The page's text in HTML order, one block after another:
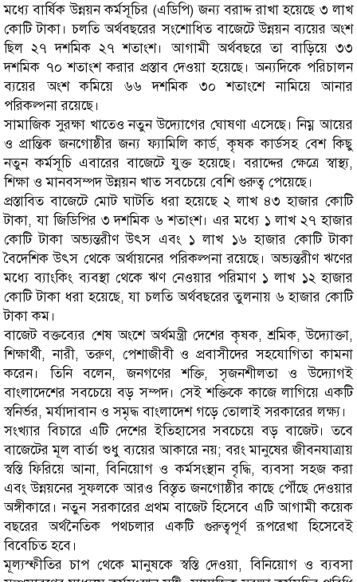
মধ্যে বার্ষিক উন্নয়ন কর্মসূচির (এডিপি) জন্য বরাদ্দ রাখা হয়েছে ৩ লাখ
কোটি টাকা। চলতি অর্থবছরের সংশোধিত বাজেটে উন্নয়ন ব্যয়ের অংশ
ছিল ২৭ দশমিক ২৭ শতাংশ। আগামী অর্থবছরে তা বাড়িয়ে ৩৩
দশমিক ৭০ শতাংশ করার প্রস্তাব দেওয়া হয়েছে। অন্যদিকে পরিচালন
ব্যয়ের অংশ কমিয়ে ৬৬ দশমিক ৩০ শতাংশে নামিয়ে আনার
পরিকল্পনা রয়েছে।
সামাজিক সুরক্ষা খাতেও নতুন উদ্যোগের ঘোষণা এসেছে। নিম্ন আয়ের
ও প্রান্তিক জনগোষ্ঠীর জন্য ফ্যামিলি কার্ড, কৃষক কার্ডসহ বেশ কিছু
নতুন কর্মসূচি এবারের বাজেটে যুক্ত হয়েছে। বরাদ্দের ক্ষেত্রে স্বাস্থ্য,
শিক্ষা ও মানবসম্পদ উন্নয়ন খাত সবচেয়ে বেশি গুরুত্ব পেয়েছে।
প্রস্তাবিত বাজেটে মোট ঘাটতি ধরা হয়েছে ২ লাখ ৪৩ হাজার কোটি
টাকা, যা জিডিপির ৩ দশমিক ৬ শতাংশ। এর মধ্যে ১ লাখ ২৭ হাজার
কোটি টাকা অভ্যন্তরীণ উৎস এবং ১ লাখ ১৬ হাজার কোটি টাকা
বৈদেশিক উৎস থেকে অর্থায়নের পরিকল্পনা রয়েছে। অভ্যন্তরীণ ঋণের
মধ্যে ব্যাংকিং ব্যবস্থা থেকে ঋণ নেওয়ার পরিমাণ ১ লাখ ১২ হাজার
কোটি টাকা ধরা হয়েছে, যা চলতি অর্থবছরের তুলনায় ৬ হাজার কোটি
টাকা কম।
বাজেট বক্তব্যের শেষ অংশে অর্থমন্ত্রী দেশের কৃষক, শ্রমিক, উদ্যোক্তা,
শিক্ষার্থী, নারী, তরুণ, পেশাজীবী ও প্রবাসীদের সহযোগিতা কামনা
করেন। তিনি বলেন, জনগণের শক্তি, সৃজনশীলতা ও উদ্যোগই
বাংলাদেশের সবচেয়ে বড় সম্পদ। সেই শক্তিকে কাজে লাগিয়ে একটি
স্বনির্ভর, মর্যাদাবান ও সমৃদ্ধ বাংলাদেশ গড়ে তোলাই সরকারের লক্ষ্য।
সংখ্যার বিচারে এটি দেশের ইতিহাসের সবচেয়ে বড় বাজেট। তবে
বাজেটের মূল বার্তা শুধু ব্যয়ের আকারে নয়; বরং মানুষের জীবনযাত্রায়
স্বস্তি ফিরিয়ে আনা, বিনিয়োগ ও কর্মসংস্থান বৃদ্ধি, ব্যবসা সহজ করা
এবং উন্নয়নের সুফলকে আরও বিস্তৃত জনগোষ্ঠীর কাছে পৌঁছে দেওয়ার
অঙ্গীকারে। নতুন সরকারের প্রথম বাজেট হিসেবে এটি আগামী কয়েক
বছরের অর্থনৈতিক পথচলার একটি গুরুত্বপূর্ণ রূপরেখা হিসেবেই
বিবেচিত হবে।
মূল্যস্ফীতির চাপ থেকে মানুষকে স্বস্তি দেওয়া, বিনিয়োগ ও ব্যবসা